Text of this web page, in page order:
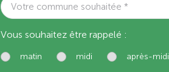
Votre commune souhaitée *
Vous souhaitez être rappelé :
matin midi après-midi